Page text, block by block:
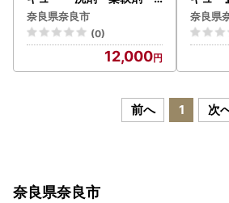
撥水剤・おりがみせっけん
』 ８点セット〈共栄社化
学〉 洗濯洗剤 家庭用洗濯
奈良県奈良市
(0)
12,000
）２個
・おり
枚）×2
洗剤
用洗剤
奈良県
前へ 1 次
奈良県奈良市